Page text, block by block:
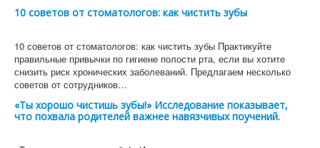
10 советов от стоматологов: как чистить зубы
10 советов от стоматологов: как чистить зубы Практикуйте
правильные привычки по гигиене полости рта, если вы хотите
снизить риск хронических заболеваний. Предлагаем несколько
советов от сотрудников…
«Ты хорошо чистишь зубы!» Исследование показывает,
что похвала родителей важнее навязчивых поучений.